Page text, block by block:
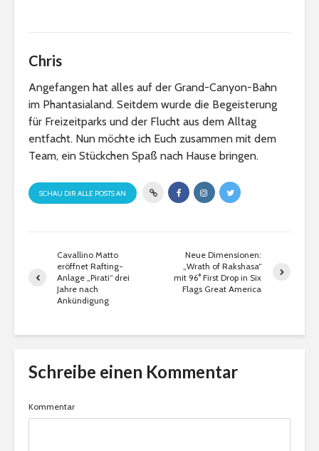
Chris
Angefangen hat alles auf der Grand-Canyon-Bahn
im Phantasialand. Seitdem wurde die Begeisterung
für Freizeitparks und der Flucht aus dem Alltag
entfacht. Nun möchte ich Euch zusammen mit dem
Team, ein Stückchen Spaß nach Hause bringen.
SCHAU DIR ALLE POSTS AN
Cavallino Matto
eröffnet Rafting-
Anlage „Pirati“ drei
Jahre nach
Ankündigung
Neue Dimensionen:
„Wrath of Rakshasa“
mit 96° First Drop in Six
Flags Great America
Schreibe einen Kommentar
Kommentar